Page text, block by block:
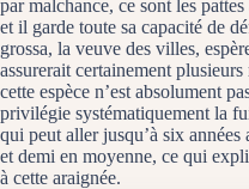
par malchance, ce sont les
et il garde toute sa capacité de
grossa, la veuve des villes,
assurerait certainement
cette espèce n’est absolument
privilégie systématiquement la
qui peut aller jusqu’à six
et demi en moyenne, ce qui
à cette araignée.